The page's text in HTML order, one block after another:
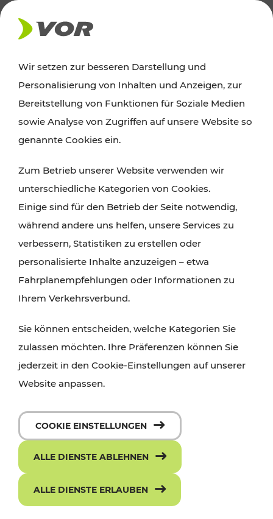
AKTUELLES
News
Alle wichtigen Meldungen zu Fahrplanänderungen,
finden Sie hier im Überblick.
Wir setzen zur besseren Darstellung und
Personalisierung von Inhalten und Anzeigen, zur
Bereitstellung von Funktionen für Soziale Medien
sowie Analyse von Zugriffen auf unsere Website so
genannte Cookies ein.
Zum Betrieb unserer Website verwenden wir
unterschiedliche Kategorien von Cookies.
Einige sind für den Betrieb der Seite notwendig,
während andere uns helfen, unsere Services zu
verbessern, Statistiken zu erstellen oder
personalisierte Inhalte anzuzeigen – etwa
Fahrplanempfehlungen oder Informationen zu
Ihrem Verkehrsverbund.
Sie können entscheiden, welche Kategorien Sie
zulassen möchten. Ihre Präferenzen können Sie
jederzeit in den Cookie-Einstellungen auf unserer
Website anpassen.
COOKIE EINSTELLUNGEN
ALLE DIENSTE ABLEHNEN
ALLE DIENSTE ERLAUBEN